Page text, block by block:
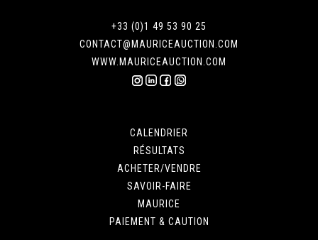
+33 (0)1 49 53 90 25
CONTACT@MAURICEAUCTION.COM
WWW.MAURICEAUCTION.COM
CALENDRIER
RÉSULTATS
ACHETER/VENDRE
SAVOIR-FAIRE
MAURICE
PAIEMENT & CAUTION